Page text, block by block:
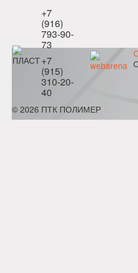
+7
(916)
793-90-
73
+7
(915)
310-20-
40
© 2026 ПТК ПОЛИМЕР